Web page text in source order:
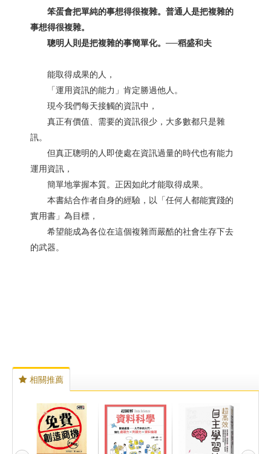
笨蛋會把單純的事想得很複雜。普通人是把複雜的
事想得很複雜。
聰明人則是把複雜的事簡單化。──稻盛和夫
能取得成果的人，
「運用資訊的能力」肯定勝過他人。
現今我們每天接觸的資訊中，
真正有價值、需要的資訊很少，大多數都只是雜
訊。
但真正聰明的人即使處在資訊過量的時代也有能力
運用資訊，
簡單地掌握本質。正因如此才能取得成果。
本書結合作者自身的經驗，以「任何人都能實踐的
實用書」為目標，
希望能成為各位在這個複雜而嚴酷的社會生存下去
的武器。
相關推薦